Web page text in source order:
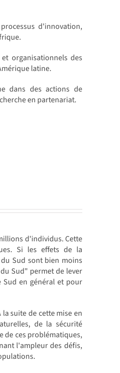
d'innovation,
organisationnels des
latine.
dans des actions de
en partenariat.
d'individus. Cette
Si les effets de la
Sud sont bien moins
Sud" permet de lever
en général et pour
suite de cette mise en
de la sécurité
de ces problématiques,
l'ampleur des défis,